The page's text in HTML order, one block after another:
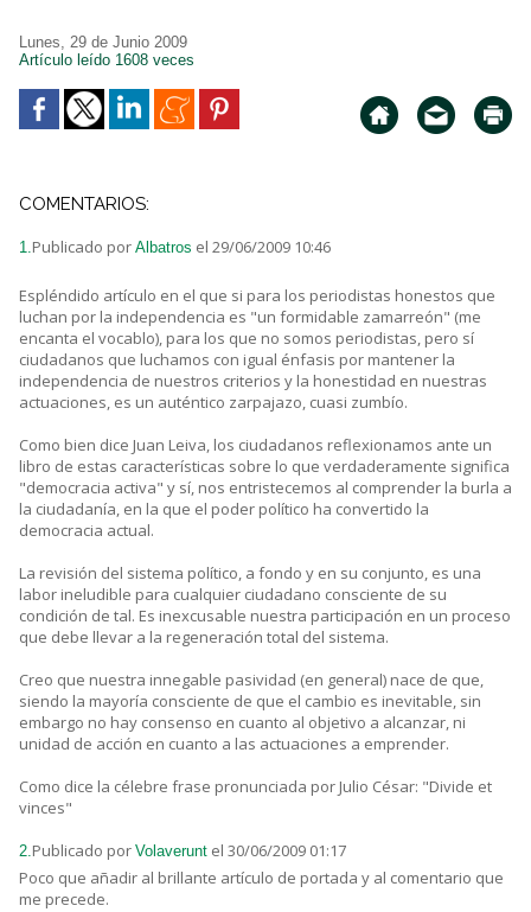
Lunes, 29 de Junio 2009
Artículo leído 1608 veces
COMENTARIOS:
1.Publicado por Albatros el 29/06/2009 10:46
Espléndido artículo en el que si para los periodistas honestos que
luchan por la independencia es "un formidable zamarreón" (me
encanta el vocablo), para los que no somos periodistas, pero sí
ciudadanos que luchamos con igual énfasis por mantener la
independencia de nuestros criterios y la honestidad en nuestras
actuaciones, es un auténtico zarpajazo, cuasi zumbío.
Como bien dice Juan Leiva, los ciudadanos reflexionamos ante un
libro de estas características sobre lo que verdaderamente significa
"democracia activa" y sí, nos entristecemos al comprender la burla a
la ciudadanía, en la que el poder político ha convertido la
democracia actual.
La revisión del sistema político, a fondo y en su conjunto, es una
labor ineludible para cualquier ciudadano consciente de su
condición de tal. Es inexcusable nuestra participación en un proceso
que debe llevar a la regeneración total del sistema.
Creo que nuestra innegable pasividad (en general) nace de que,
siendo la mayoría consciente de que el cambio es inevitable, sin
embargo no hay consenso en cuanto al objetivo a alcanzar, ni
unidad de acción en cuanto a las actuaciones a emprender.
Como dice la célebre frase pronunciada por Julio César: "Divide et
vinces"
2.Publicado por Volaverunt el 30/06/2009 01:17
Poco que añadir al brillante artículo de portada y al comentario que
me precede.